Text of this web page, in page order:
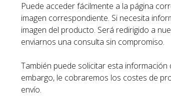
Puede acceder fácilmente a la página
imagen correspondiente. Si necesita
imagen del producto. Será redirigido a
enviarnos una consulta sin compromiso.
También puede solicitar esta
embargo, le cobraremos los costes de
envío.